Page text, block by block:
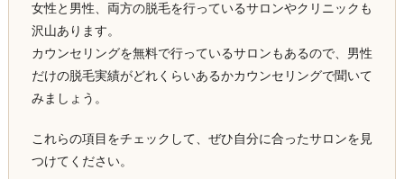
女性と男性、両方の脱毛を行っているサロンやクリニックも
沢山あります。
カウンセリングを無料で行っているサロンもあるので、男性
だけの脱毛実績がどれくらいあるかカウンセリングで聞いて
みましょう。
これらの項目をチェックして、ぜひ自分に合ったサロンを見
つけてください。